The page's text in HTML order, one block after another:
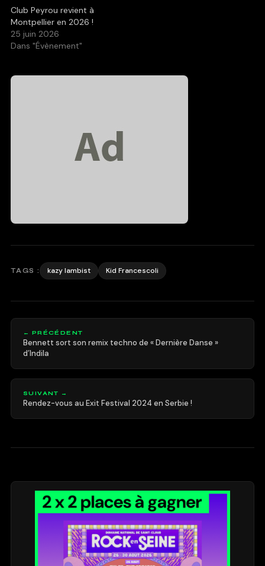
Club Peyrou revient à
Montpellier en 2026 !
25 juin 2026
Dans "Évènement"
TAGS : kazy lambist Kid Francescoli
← PRÉCÉDENT
Bennett sort son remix techno de « Dernière Danse »
d’Indila
SUIVANT →
Rendez-vous au Exit Festival 2024 en Serbie !